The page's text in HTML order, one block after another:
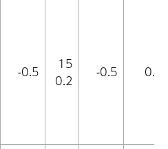
-0.5
15
0.2
-0.5 0.9